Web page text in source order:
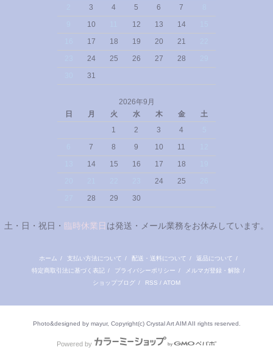
3 4 5 6 7
10 12 13 14
17 18 19 20 21
24 25 26 27 28
31
2026年9月
日
月 火 水 木 金
土
1
2 3 4
7 8 9 10 11
14 15 16 17 18
24 25
28 29 30
土・日・祝日・ 臨時休業日 は発送・メール業務をお休みしています。
ホーム / 支払い方法について / 配送・送料について / 返品について /
特定商取引法に基づく表記 / プライバシーポリシー / メルマガ登録・解除 /
ショップブログ / RSS / ATOM
Photo&designed by mayur, Copyright(c) Crystal Art AIM AII rights reserved.
Powered by